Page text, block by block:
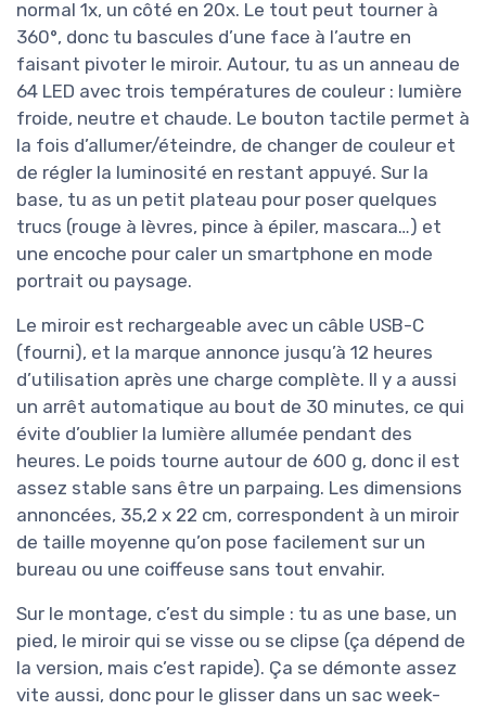
normal 1x, un côté en 20x. Le tout peut tourner à
360°, donc tu bascules d’une face à l’autre en
faisant pivoter le miroir. Autour, tu as un anneau de
64 LED avec trois températures de couleur : lumière
froide, neutre et chaude. Le bouton tactile permet à
la fois d’allumer/éteindre, de changer de couleur et
de régler la luminosité en restant appuyé. Sur la
base, tu as un petit plateau pour poser quelques
trucs (rouge à lèvres, pince à épiler, mascara…) et
une encoche pour caler un smartphone en mode
portrait ou paysage.
Le miroir est rechargeable avec un câble USB-C
(fourni), et la marque annonce jusqu’à 12 heures
d’utilisation après une charge complète. Il y a aussi
un arrêt automatique au bout de 30 minutes, ce qui
évite d’oublier la lumière allumée pendant des
heures. Le poids tourne autour de 600 g, donc il est
assez stable sans être un parpaing. Les dimensions
annoncées, 35,2 x 22 cm, correspondent à un miroir
de taille moyenne qu’on pose facilement sur un
bureau ou une coiffeuse sans tout envahir.
Sur le montage, c’est du simple : tu as une base, un
pied, le miroir qui se visse ou se clipse (ça dépend de
la version, mais c’est rapide). Ça se démonte assez
vite aussi, donc pour le glisser dans un sac week-